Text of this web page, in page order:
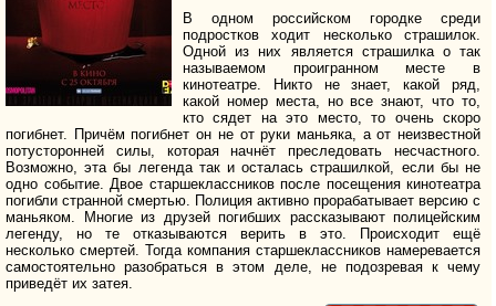
В одном российском городке среди
подростков ходит несколько страшилок.
Одной из них является страшилка о так
называемом проигранном месте в
кинотеатре. Никто не знает, какой ряд,
какой номер места, но все знают, что то,
кто сядет на это место, то очень скоро
погибнет. Причём погибнет он не от руки маньяка, а от неизвестной
потусторонней силы, которая начнёт преследовать несчастного.
Возможно, эта бы легенда так и осталась страшилкой, если бы не
одно событие. Двое старшеклассников после посещения кинотеатра
погибли странной смертью. Полиция активно прорабатывает версию с
маньяком. Многие из друзей погибших рассказывают полицейским
легенду, но те отказываются верить в это. Происходит ещё
несколько смертей. Тогда компания старшеклассников намеревается
самостоятельно разобраться в этом деле, не подозревая к чему
приведёт их затея.